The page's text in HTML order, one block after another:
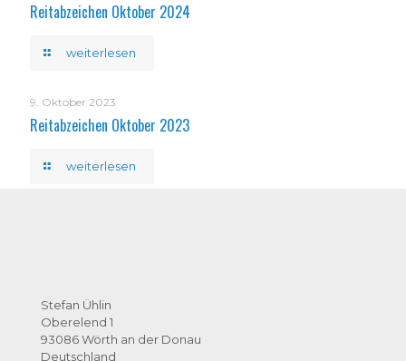
Reitabzeichen Oktober 2024
weiterlesen
9. Oktober 2023
Reitabzeichen Oktober 2023
weiterlesen
Stefan Ühlin
Oberelend 1
93086 Wörth an der Donau
Deutschland